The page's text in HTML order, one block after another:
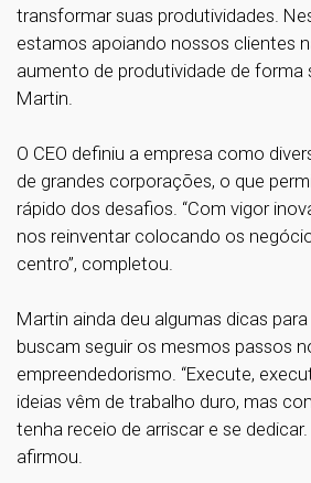
transformar suas produtividades.
estamos apoiando nossos clientes
aumento de produtividade de forma
Martin.
O CEO definiu a empresa como
de grandes corporações, o que
rápido dos desafios. “Com vigor
nos reinventar colocando os
centro”, completou.
Martin ainda deu algumas dicas
buscam seguir os mesmos passos
empreendedorismo. “Execute,
ideias vêm de trabalho duro, mas
tenha receio de arriscar e se dedicar.
afirmou.